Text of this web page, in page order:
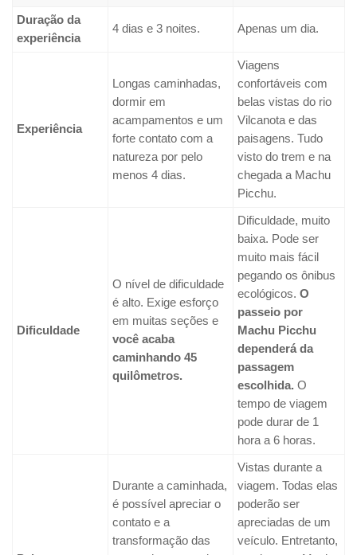
Duração da
experiência
4 dias e 3 noites. Apenas um dia.
Experiência
Longas caminhadas,
dormir em
acampamentos e um
forte contato com a
natureza por pelo
menos 4 dias.
Viagens
confortáveis com
belas vistas do rio
Vilcanota e das
paisagens. Tudo
visto do trem e na
chegada a Machu
Picchu.
Dificuldade
O nível de dificuldade
é alto. Exige esforço
em muitas seções e
você acaba
caminhando 45
quilômetros.
Dificuldade, muito
baixa. Pode ser
muito mais fácil
pegando os ônibus
ecológicos. O
passeio por
Machu Picchu
dependerá da
passagem
escolhida. O
tempo de viagem
pode durar de 1
hora a 6 horas.
Durante a caminhada,
é possível apreciar o
contato e a
transformação das
Vistas durante a
viagem. Todas elas
poderão ser
apreciadas de um
veículo. Entretanto,